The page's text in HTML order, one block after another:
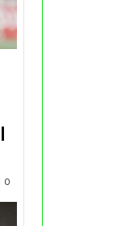
0